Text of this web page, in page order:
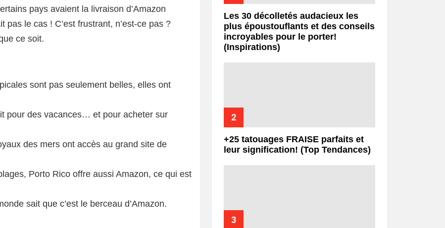
pays avaient la livraison d’Amazon
pas le cas ! C’est frustrant, n’est-ce pas ?
ce soit.
sont pas seulement belles, elles ont
pour des vacances… et pour acheter sur
des mers ont accès au grand site de
Porto Rico offre aussi Amazon, ce qui est
sait que c’est le berceau d’Amazon.
Les 30 décolletés audacieux les
plus époustouflants et des conseils
incroyables pour le porter!
(Inspirations)
+25 tatouages ​​FRAISE parfaits et
leur signification! (Top Tendances)